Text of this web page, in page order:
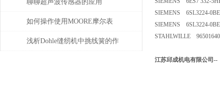
聊聊超声波传感器的应用
如何操作使用MOORE摩尔表
浅析Dohle缝纫机中挑线簧的作
SIEMENS 6SL3224-
SIEMENS 6SL3224-
STAHLWILLE 96501640
江苏邱成机电有限公司--